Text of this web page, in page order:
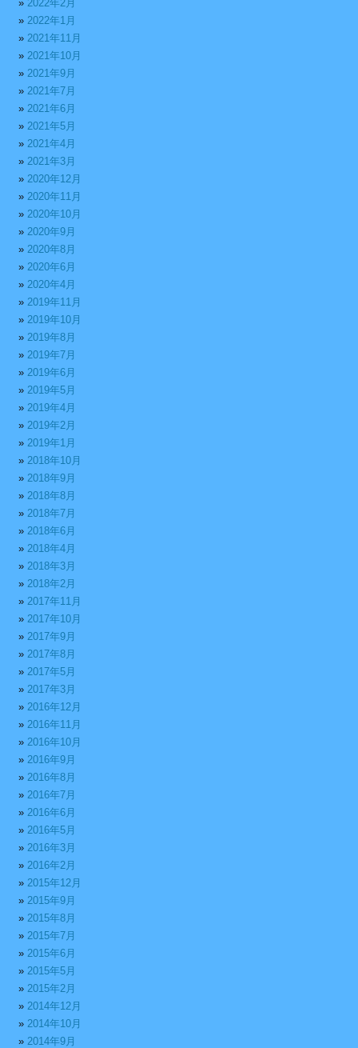
2022年2月
2022年1月
2021年11月
2021年10月
2021年9月
2021年7月
2021年6月
2021年5月
2021年4月
2021年3月
2020年12月
2020年11月
2020年10月
2020年9月
2020年8月
2020年6月
2020年4月
2019年11月
2019年10月
2019年8月
2019年7月
2019年6月
2019年5月
2019年4月
2019年2月
2019年1月
2018年10月
2018年9月
2018年8月
2018年7月
2018年6月
2018年4月
2018年3月
2018年2月
2017年11月
2017年10月
2017年9月
2017年8月
2017年5月
2017年3月
2016年12月
2016年11月
2016年10月
2016年9月
2016年8月
2016年7月
2016年6月
2016年5月
2016年3月
2016年2月
2015年12月
2015年9月
2015年8月
2015年7月
2015年6月
2015年5月
2015年2月
2014年12月
2014年10月
2014年9月